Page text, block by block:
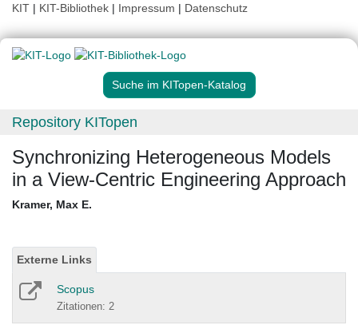
KIT | KIT-Bibliothek | Impressum | Datenschutz
Suche im KITopen-Katalog
Repository KITopen
Synchronizing Heterogeneous Models
in a View-Centric Engineering Approach
Kramer, Max E.
Externe Links
Scopus
Zitationen: 2